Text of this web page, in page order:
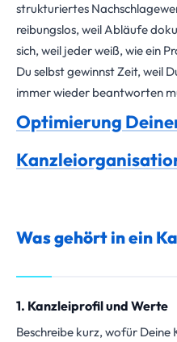
strukturiertes
reibungslos, weil Abläufe
sich, weil jeder weiß, wie ein
Du selbst gewinnst Zeit, weil
immer wieder beantworten
Optimierung
Was gehört in ein
1. Kanzleiprofil und Werte
Beschreibe kurz, wofür Deine